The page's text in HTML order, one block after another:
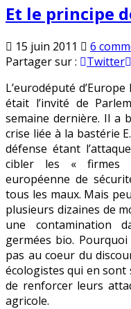
Et le principe
15 juin 2011 6
Partager sur :
Twitter
L’eurodéputé
était l’invité de
semaine dernière. Il a
crise liée à la bastérie
défense étant
cibler les « firmes
européenne de
tous les maux. Mais
plusieurs dizaines de
une contamination
germées bio.
pas au coeur du
écologistes qui en sont
de renforcer leurs
agricole.